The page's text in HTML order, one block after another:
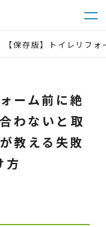
【保存版】トイレリフ
ーム前に絶
わないと取
教える失敗
方